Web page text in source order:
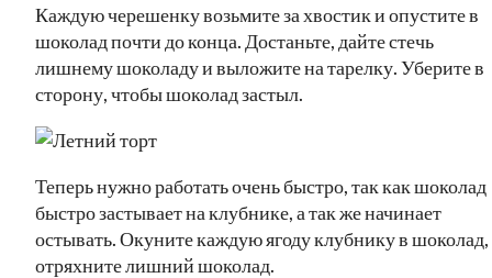
Каждую черешенку возьмите за хвостик и опустите в
шоколад почти до конца. Достаньте, дайте стечь
лишнему шоколаду и выложите на тарелку. Уберите в
сторону, чтобы шоколад застыл.
Теперь нужно работать очень быстро, так как шоколад
быстро застывает на клубнике, а так же начинает
остывать. Окуните каждую ягоду клубнику в шоколад,
отряхните лишний шоколад.